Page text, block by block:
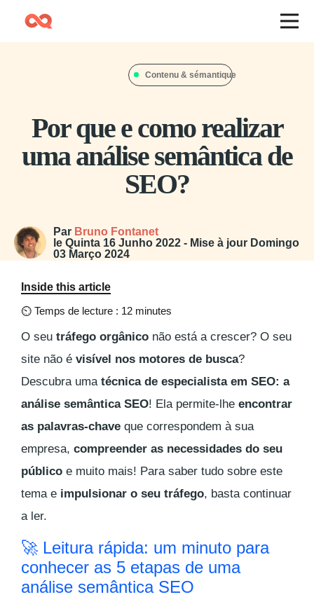
Contenu & sémantique
Por que e como realizar
uma análise semântica de
SEO?
Par Bruno Fontanet
le Quinta 16 Junho 2022 - Mise à jour Domingo
03 Março 2024
Inside this article
⏲ Temps de lecture : 12 minutes
O seu tráfego orgânico não está a crescer? O seu
site não é visível nos motores de busca?
Descubra uma técnica de especialista em SEO: a
análise semântica SEO! Ela permite-lhe encontrar
as palavras-chave que correspondem à sua
empresa, compreender as necessidades do seu
público e muito mais! Para saber tudo sobre este
tema e impulsionar o seu tráfego, basta continuar
a ler.
🚀 Leitura rápida: um minuto para
conhecer as 5 etapas de uma
análise semântica SEO